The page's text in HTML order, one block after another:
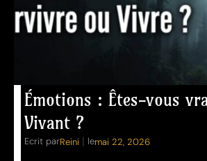
Émotions : Êtes-vous
Vivant ?
Ecrit parReini | lemai 22, 2026